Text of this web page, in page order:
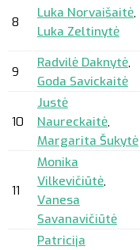
8
Luka Norvaišaitė,
Luka Zeltinytė
9
Radvilė Daknytė,
Goda Savickaitė
10
Justė
Naureckaitė,
Margarita Šukytė
11
Monika
Vilkevičiūtė,
Vanesa
Savanavičiūtė
Patricija